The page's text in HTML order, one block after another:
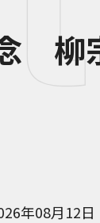
柳
年08月12日